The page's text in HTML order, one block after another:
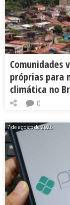
Comunidades
próprias para
climática no
0
7 de agosto de 2026